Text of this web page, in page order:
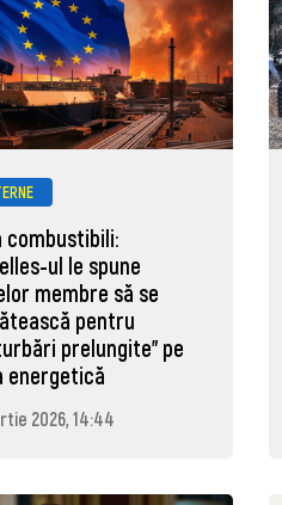
combustibili:
ul le spune
membre să se
pentru
prelungite" pe
energetică
2026, 14:44